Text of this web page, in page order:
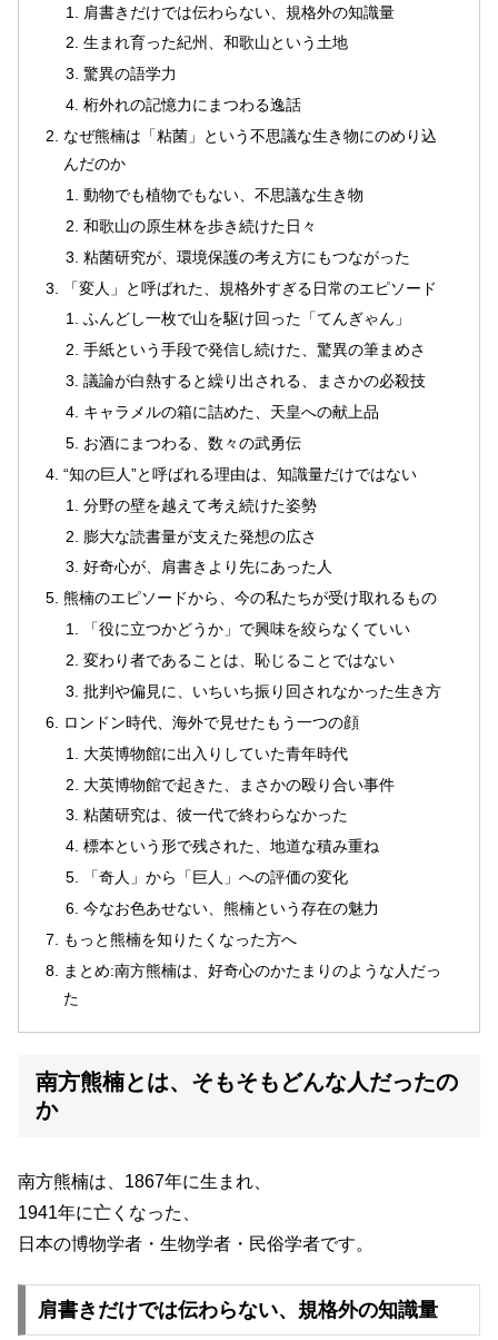
肩書きだけでは伝わらない、規格外の知識量
生まれ育った紀州、和歌山という土地
驚異の語学力
桁外れの記憶力にまつわる逸話
なぜ熊楠は「粘菌」という不思議な生き物にのめり込
んだのか
動物でも植物でもない、不思議な生き物
和歌山の原生林を歩き続けた日々
粘菌研究が、環境保護の考え方にもつながった
「変人」と呼ばれた、規格外すぎる日常のエピソード
ふんどし一枚で山を駆け回った「てんぎゃん」
手紙という手段で発信し続けた、驚異の筆まめさ
議論が白熱すると繰り出される、まさかの必殺技
キャラメルの箱に詰めた、天皇への献上品
お酒にまつわる、数々の武勇伝
“知の巨人”と呼ばれる理由は、知識量だけではない
分野の壁を越えて考え続けた姿勢
膨大な読書量が支えた発想の広さ
好奇心が、肩書きより先にあった人
熊楠のエピソードから、今の私たちが受け取れるもの
「役に立つかどうか」で興味を絞らなくていい
変わり者であることは、恥じることではない
批判や偏見に、いちいち振り回されなかった生き方
ロンドン時代、海外で見せたもう一つの顔
大英博物館に出入りしていた青年時代
大英博物館で起きた、まさかの殴り合い事件
粘菌研究は、彼一代で終わらなかった
標本という形で残された、地道な積み重ね
「奇人」から「巨人」への評価の変化
今なお色あせない、熊楠という存在の魅力
もっと熊楠を知りたくなった方へ
まとめ:南方熊楠は、好奇心のかたまりのような人だっ
た
南方熊楠とは、そもそもどんな人だったの
か
南方熊楠は、1867年に生まれ、
1941年に亡くなった、
日本の博物学者・生物学者・民俗学者です。
肩書きだけでは伝わらない、規格外の知識量